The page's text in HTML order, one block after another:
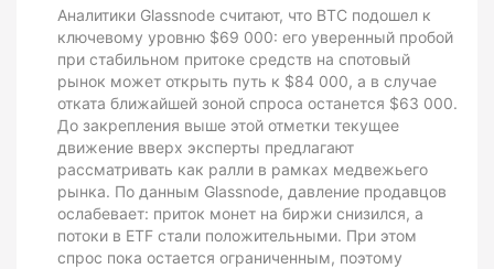
Аналитики Glassnode считают, что BTC подошел к
ключевому уровню $69 000: его уверенный пробой
при стабильном притоке средств на спотовый
рынок может открыть путь к $84 000, а в случае
отката ближайшей зоной спроса останется $63 000.
До закрепления выше этой отметки текущее
движение вверх эксперты предлагают
рассматривать как ралли в рамках медвежьего
рынка. По данным Glassnode, давление продавцов
ослабевает: приток монет на биржи снизился, а
потоки в ETF стали положительными. При этом
спрос пока остается ограниченным, поэтому